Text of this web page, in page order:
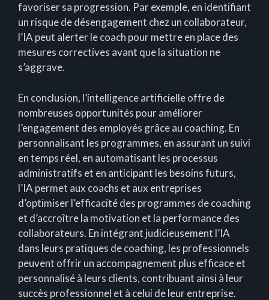
favoriser sa progression. Par exemple, en identifiant
un risque de désengagement chez un collaborateur,
l’IA peut alerter le coach pour mettre en place des
mesures correctives avant que la situation ne
s’aggrave.
En conclusion, l’intelligence artificielle offre de
nombreuses opportunités pour améliorer
l’engagement des employés grâce au coaching. En
personnalisant les programmes, en assurant un suivi
en temps réel, en automatisant les processus
administratifs et en anticipant les besoins futurs,
l’IA permet aux coachs et aux entreprises
d’optimiser l’efficacité des programmes de coaching
et d’accroître la motivation et la performance des
collaborateurs. En intégrant judicieusement l’IA
dans leurs pratiques de coaching, les professionnels
peuvent offrir un accompagnement plus efficace et
personnalisé à leurs clients, contribuant ainsi à leur
succès professionnel et à celui de leur entreprise.